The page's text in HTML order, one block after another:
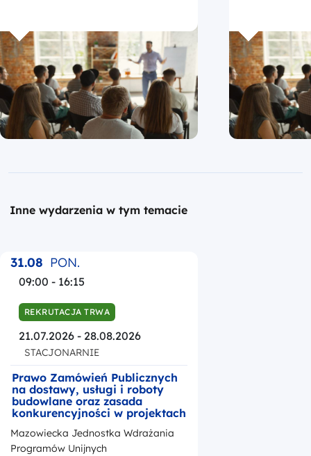
Inne wydarzenia w tym temacie
31.08 PON.
09:00 - 16:15
REKRUTACJA TRWA
21.07.2026 - 28.08.2026
STACJONARNIE
Prawo Zamówień Publicznych
na dostawy, usługi i roboty
budowlane oraz zasada
konkurencyjności w projektach
unijnych realizowanych w
ramach Funduszy Europejskich
dla Mazowsza na lata 2021-
Mazowiecka Jednostka Wdrażania
Programów Unijnych